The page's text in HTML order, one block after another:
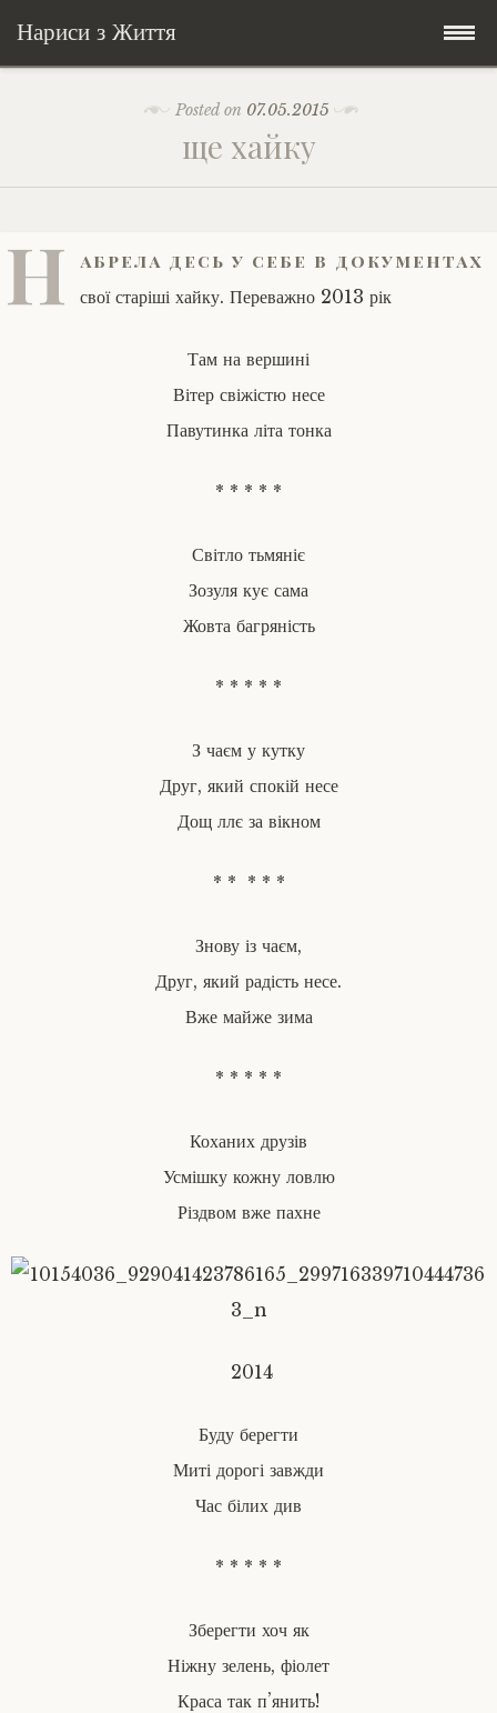
Нариси з Життя
Історії з Бразилії
Зламана рука
Posts in English
My Speeches/Мої промови
Posted on 07.05.2015
ще хайку
Н абрела десь у себе в документах
свої старіші хайку. Переважно 2013 рік
Там на вершині
Вітер свіжістю несе
Павутинка літа тонка
* * * * *
Світло тьмяніє
Зозуля кує сама
Жовта багряність
* * * * *
З чаєм у кутку
Друг, який спокій несе
Дощ ллє за вікном
* * * * *
Знову із чаєм,
Друг, який радість несе.
Вже майже зима
* * * * *
Коханих друзів
Усмішку кожну ловлю
Різдвом вже пахне
2014
Буду берегти
Миті дорогі завжди
Час білих див
* * * * *
Зберегти хоч як
Ніжну зелень, фіолет
Краса так п’янить!